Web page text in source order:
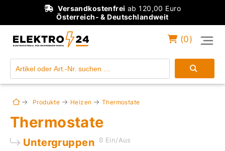
Versandkostenfrei ab 120,00 Euro
Österreich- & Deutschlandweit
Einloggen
(0)
Produkte Heizen Thermostate
Thermostate
Untergruppen Ein/Aus